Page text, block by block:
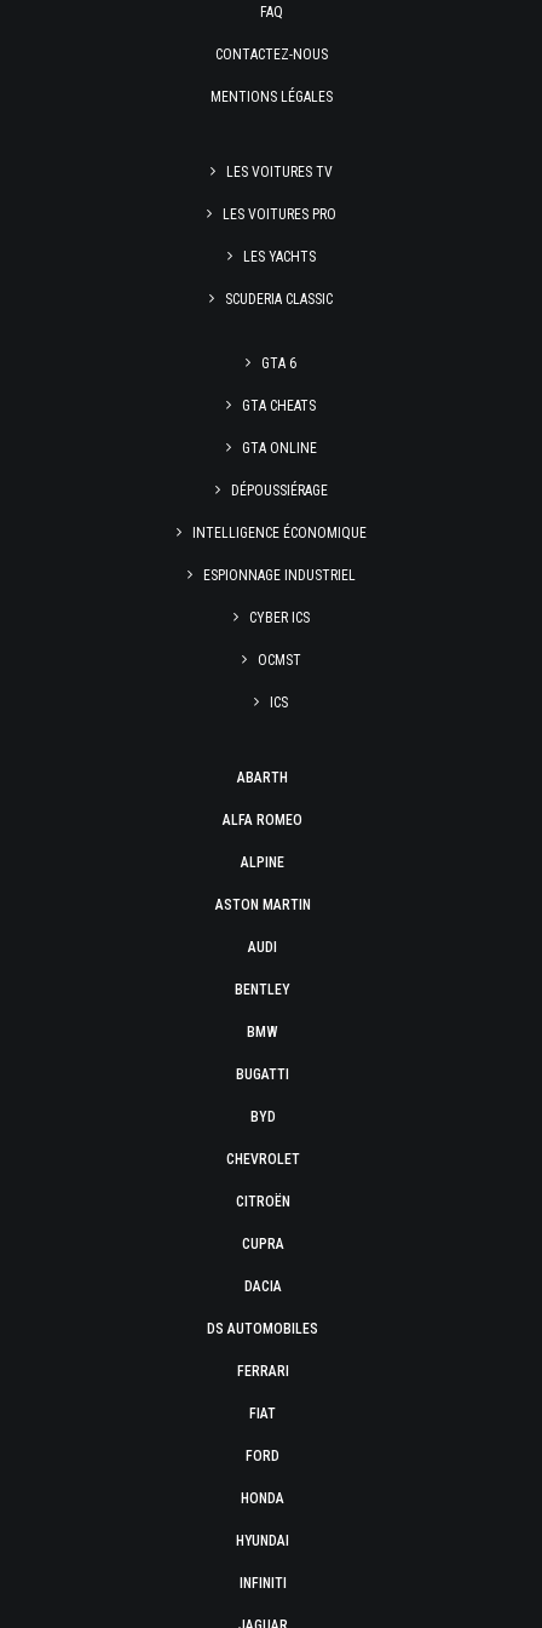
FAQ
CONTACTEZ-NOUS
MENTIONS LÉGALES
LES VOITURES TV
LES VOITURES PRO
LES YACHTS
SCUDERIA CLASSIC
GTA 6
GTA CHEATS
GTA ONLINE
DÉPOUSSIÉRAGE
INTELLIGENCE ÉCONOMIQUE
ESPIONNAGE INDUSTRIEL
CYBER ICS
OCMST
ICS
ABARTH
ALFA ROMEO
ALPINE
ASTON MARTIN
AUDI
BENTLEY
BMW
BUGATTI
BYD
CHEVROLET
CITROËN
CUPRA
DACIA
DS AUTOMOBILES
FERRARI
FIAT
FORD
HONDA
HYUNDAI
INFINITI